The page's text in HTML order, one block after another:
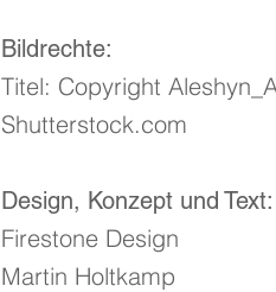
Bildrechte:
Titel: Copyright
Shutterstock.com
Design, Konzept und Text:
Firestone Design
Martin Holtkamp